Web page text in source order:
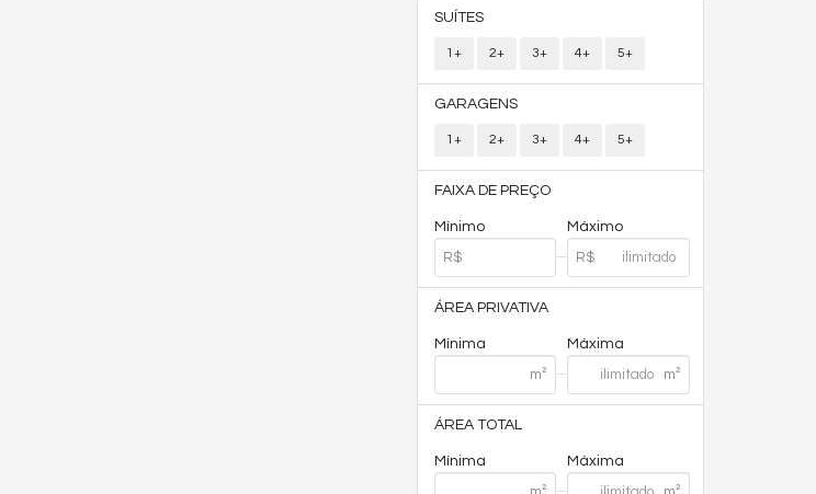
SUÍTES
1+ 2+ 3+ 4+ 5+
GARAGENS
1+ 2+ 3+ 4+ 5+
FAIXA DE PREÇO
Mínimo Máximo
ÁREA PRIVATIVA
Mínima Máxima
ÁREA TOTAL
Mínima Máxima